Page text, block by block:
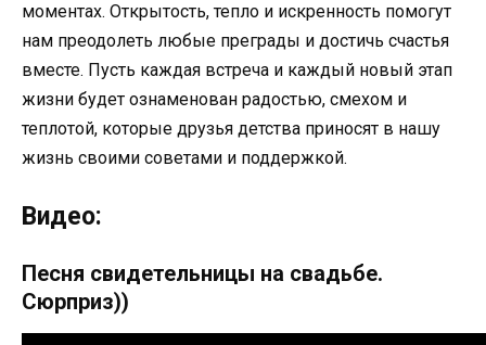
моментах. Открытость, тепло и искренность помогут
нам преодолеть любые преграды и достичь счастья
вместе. Пусть каждая встреча и каждый новый этап
жизни будет ознаменован радостью, смехом и
теплотой, которые друзья детства приносят в нашу
жизнь своими советами и поддержкой.
Видео:
Песня свидетельницы на свадьбе.
Сюрприз))